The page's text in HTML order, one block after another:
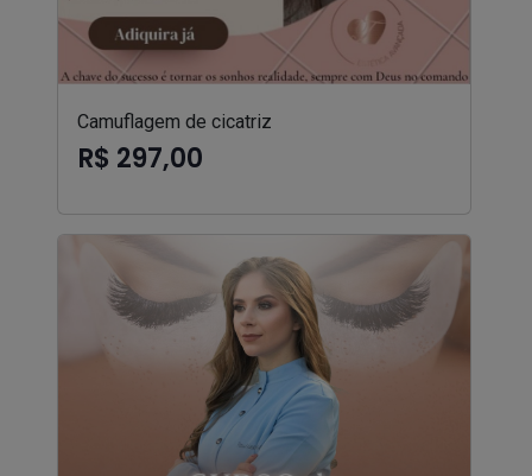
Camuflagem de cicatriz
R$ 297,00